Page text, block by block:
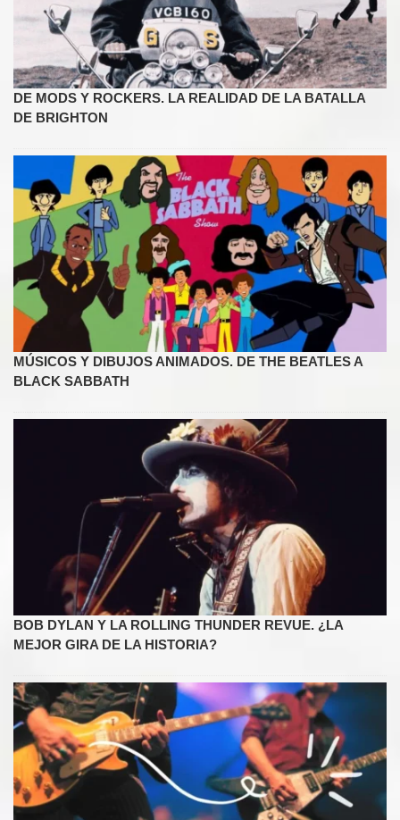
DE MODS Y ROCKERS. LA REALIDAD DE LA BATALLA
DE BRIGHTON
MÚSICOS Y DIBUJOS ANIMADOS. DE THE BEATLES A
BLACK SABBATH
BOB DYLAN Y LA ROLLING THUNDER REVUE. ¿LA
MEJOR GIRA DE LA HISTORIA?